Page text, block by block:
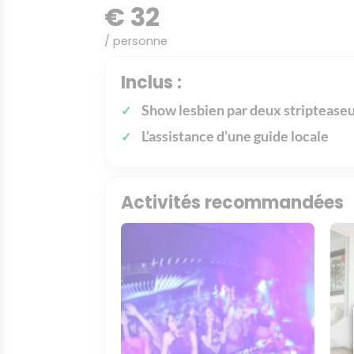
€ 32
/ personne
Inclus :
Show lesbien par deux
L’assistance d’une guide locale
Activités recommandées